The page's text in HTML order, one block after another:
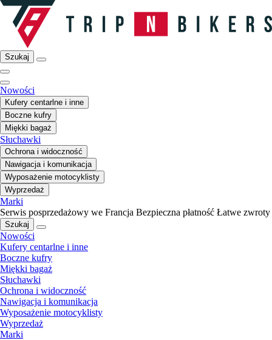
Szukaj
Nowości
Kufery centarlne i inne
Boczne kufry
Miękki bagaż
Słuchawki
Ochrona i widoczność
Nawigacja i komunikacja
Wyposażenie motocyklisty
Wyprzedaż
Marki
Serwis posprzedażowy we Francja Bezpieczna płatność Łatwe zwroty
Szukaj
Nowości
Kufery centarlne i inne
Boczne kufry
Miękki bagaż
Słuchawki
Ochrona i widoczność
Nawigacja i komunikacja
Wyposażenie motocyklisty
Wyprzedaż
Marki